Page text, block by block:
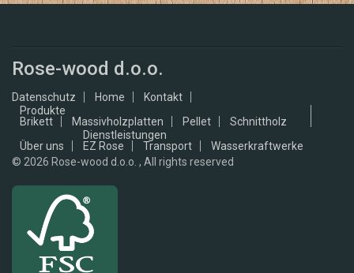
Rose-wood d.o.o.
Datenschutz Home
Kontakt
Produkte
Brikett
Massivholzplatten Pellet
Schnittholz
Über uns
Dienstleistungen
EZ Rose
Transport
Wasserkraftwerke
© 2026 Rose-wood d.o.o. , All rights reserved